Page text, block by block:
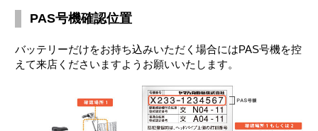
PAS号機確認位置
バッテリーだけをお持ち込みいただく場合にはPAS号機を控
えて来店くださいますようお願いいたします。